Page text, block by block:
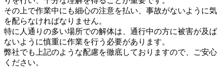
その上で作業中にも細心の注意を払い、事故がないように気
を配らなければなりません。
特に人通りの多い場所での解体は、通行中の方に被害が及ば
ないように慎重に作業を行う必要があります。
弊社でも上記のような配慮を徹底しておりますので、ご安心
ください。